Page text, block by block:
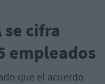
se cifra
empleados
que el acuerdo